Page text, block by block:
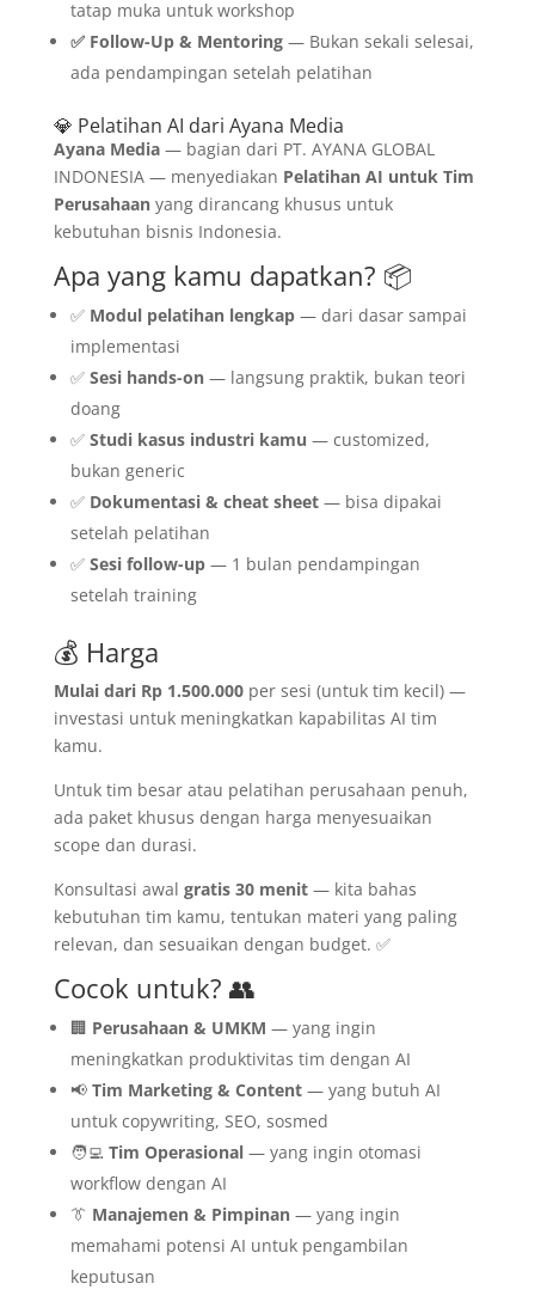
tatap muka untuk workshop
✅ Follow-Up & Mentoring— Bukan sekali selesai,
ada pendampingan setelah pelatihan
💎 Pelatihan AI dari Ayana Media
Ayana Media— bagian dari PT. AYANA GLOBAL
INDONESIA — menyediakan Pelatihan AI untuk Tim
Perusahaanyang dirancang khusus untuk
kebutuhan bisnis Indonesia.
Apa yang kamu dapatkan? 📦
✅ Modul pelatihan lengkap— dari dasar sampai
implementasi
✅ Sesi hands-on— langsung praktik, bukan teori
doang
✅ Studi kasus industri kamu — customized,
bukan generic
✅ Dokumentasi & cheat sheet— bisa dipakai
setelah pelatihan
✅ Sesi follow-up— 1 bulan pendampingan
setelah training
💰 Harga
Mulai dari Rp 1.500.000per sesi (untuk tim kecil) —
investasi untuk meningkatkan kapabilitas AI tim
kamu.
Untuk tim besar atau pelatihan perusahaan penuh,
ada paket khusus dengan harga menyesuaikan
scope dan durasi.
Konsultasi awal gratis 30 menit— kita bahas
kebutuhan tim kamu, tentukan materi yang paling
relevan, dan sesuaikan dengan budget. ✅
Cocok untuk? 👥
🏢 Perusahaan & UMKM — yang ingin
meningkatkan produktivitas tim dengan AI
📢 Tim Marketing & Content— yang butuh AI
untuk copywriting, SEO, sosmed
🧑‍💻 Tim Operasional— yang ingin otomasi
workflow dengan AI
👔 Manajemen & Pimpinan— yang ingin
memahami potensi AI untuk pengambilan
keputusan